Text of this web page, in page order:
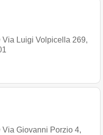
Via Luigi Volpicella 269,
Via Giovanni Porzio 4,